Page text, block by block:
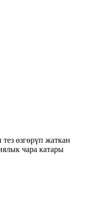
өзгөрүп жаткан
чара катары